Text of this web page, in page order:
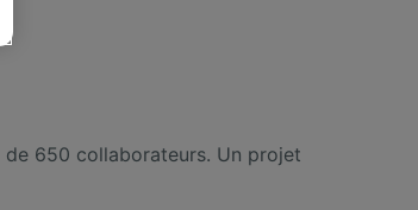
650 collaborateurs. Un projet